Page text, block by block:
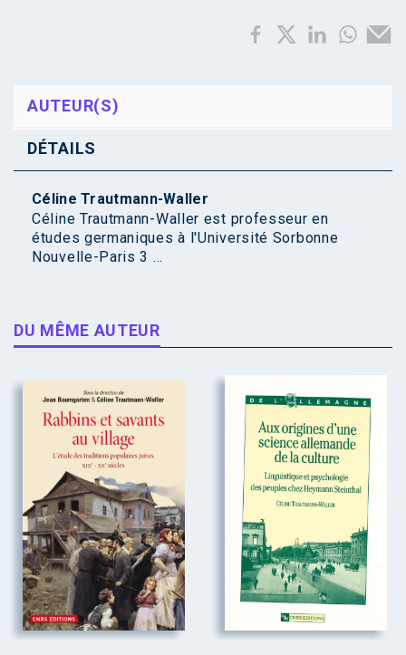
AUTEUR(S)
DÉTAILS
Céline Trautmann-Waller
Céline Trautmann-Waller est professeur en
études germaniques à l'Université Sorbonne
Nouvelle-Paris 3 ...
DU MÊME AUTEUR